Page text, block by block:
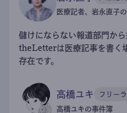
医療記者、岩永直子
儲けにならない報道部門か
theLetterは医療記事を書く
存在です。
高橋ユキ フリー
高橋ユキの事件簿